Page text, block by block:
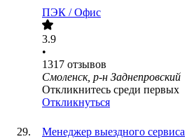
ПЭК / Офис
3.9
•
1317 отзывов
Смоленск, р-н Заднепровский
Откликнитесь среди первых
Откликнуться
Менеджер выездного сервиса